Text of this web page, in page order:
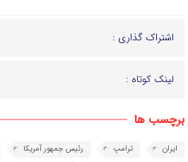
اشتراک گذاری :
لینک کوتاه :
برچسب ها
ایران ترامپ رئیس جمهور آمریکا